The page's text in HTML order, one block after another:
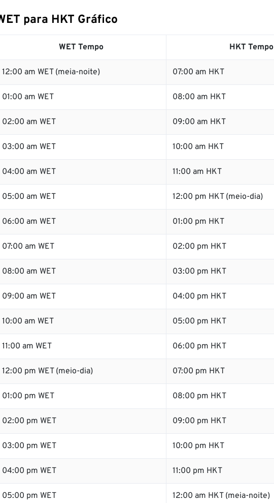
para HKT Gráfico
WET Tempo HKT Tempo
12:00 am WET (meia-noite) 07:00 am HKT
01:00 am WET 08:00 am HKT
02:00 am WET 09:00 am HKT
03:00 am WET 10:00 am HKT
04:00 am WET 11:00 am HKT
05:00 am WET 12:00 pm HKT (meio-dia)
06:00 am WET 01:00 pm HKT
07:00 am WET 02:00 pm HKT
08:00 am WET 03:00 pm HKT
09:00 am WET 04:00 pm HKT
10:00 am WET 05:00 pm HKT
11:00 am WET 06:00 pm HKT
12:00 pm WET (meio-dia) 07:00 pm HKT
01:00 pm WET 08:00 pm HKT
02:00 pm WET 09:00 pm HKT
03:00 pm WET 10:00 pm HKT
04:00 pm WET 11:00 pm HKT
05:00 pm WET 12:00 am HKT (meia-noite)